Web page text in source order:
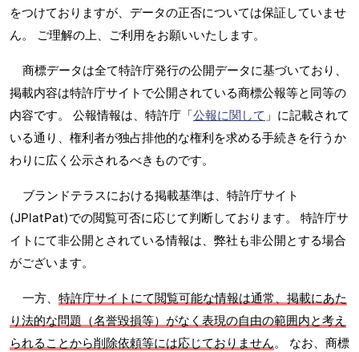
をつけておりますが、データの正否については保証していませ
ん。 ご理解の上、ご利用をお願いいたします。
商標データは全て特許庁発行の公開データに基づいており、
掲載内容は特許庁サイトで公開されている商標公報等と同等の
内容です。 公報情報は、特許庁「公報に関して 」に記載されて
いる通り、権利者が独占排他的な権利を求める手続きを行うか
わりに広く公示されるべきものです。
ブランドテラスにおける掲載基準は、特許庁サイト
(JPlatPat)での閲覧可否に応じて判断しております。 特許庁サ
イトにて非公開とされている情報は、弊社も非公開とする場合
がございます。
一方、 特許庁サイトにて閲覧可能な情報は通常、掲載にあた
り法的な問題（名誉毀損等）がなく表現の自由の範囲内と考え
られることから削除依頼等には応じておりません。 なお、商標